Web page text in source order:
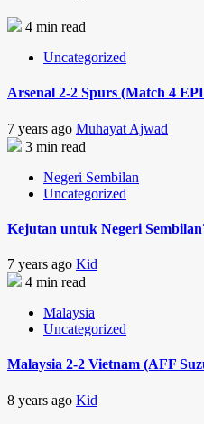
4 min read
Uncategorized
Arsenal 2-2 Spurs (Match 4
7 years ago Muhayat Ajwad
3 min read
Negeri Sembilan
Uncategorized
Kejutan untuk Negeri
7 years ago Kid
4 min read
Malaysia
Uncategorized
Malaysia 2-2 Vietnam (AFF
8 years ago Kid